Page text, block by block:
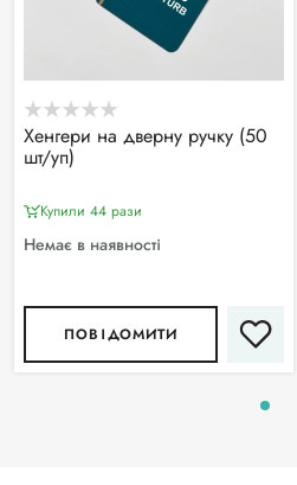
Хенгери на дверну ручку (50
шт/уп)
Купили 44 рази
Немає в наявності
ПОВІДОМИТИ